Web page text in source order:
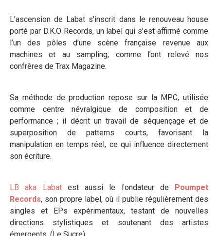
L’ascension de Labat s’inscrit dans le renouveau house
porté par D.K.O Records, un label qui s’est affirmé comme
l’un des pôles d’une scène française revenue aux
machines et au sampling, comme l’ont relevé nos
confrères de Trax Magazine.
Sa méthode de production repose sur la MPC, utilisée
comme centre névralgique de composition et de
performance ; il décrit un travail de séquençage et de
superposition de patterns courts, favorisant la
manipulation en temps réel, ce qui influence directement
son écriture.
LB aka Labatest aussi le fondateur de Poumpet
Records, son propre label, où il publie régulièrement des
singles et EPs expérimentaux, testant de nouvelles
directions stylistiques et soutenant des artistes
émergents. (Le Sucre)